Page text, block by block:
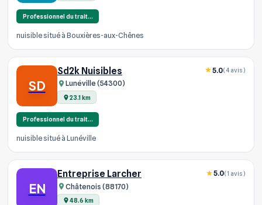
Professionnel du trait…
nuisible situé à Bouxières-aux-Chênes
SD
Sd2k Nuisibles
Lunéville (54300)
23.1 km
5.0(4 avis)
Professionnel du trait…
nuisible situé à Lunéville
EN
Entreprise Larcher
Châtenois (88170)
48.6 km
5.0(1 avis)